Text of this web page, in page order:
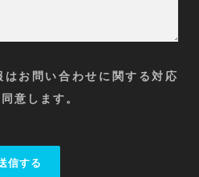
はお問い合わせに関する対応
意します。